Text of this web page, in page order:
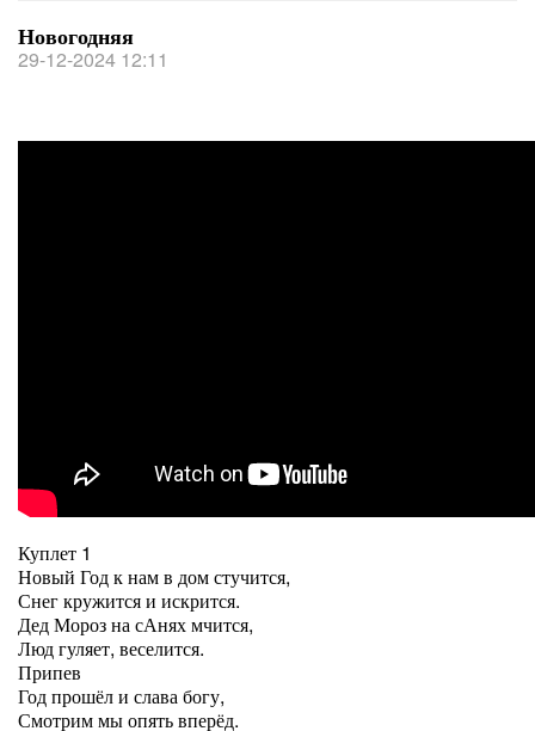
Новогодняя
29-12-2024 12:11
Куплет 1
Новый Год к нам в дом стучится,
Снег кружится и искрится.
Дед Мороз на сАнях мчится,
Люд гуляет, веселится.
Припев
Год прошёл и слава богу,
Смотрим мы опять вперёд.